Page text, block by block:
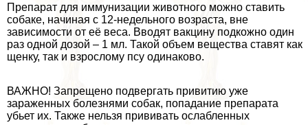
Препарат для иммунизации животного можно ставить
собаке, начиная с 12-недельного возраста, вне
зависимости от её веса. Вводят вакцину подкожно один
раз одной дозой – 1 мл. Такой объем вещества ставят как
щенку, так и взрослому псу одинаково.
ВАЖНО! Запрещено подвергать привитию уже
зараженных болезнями собак, попадание препарата
убьет их. Также нельзя прививать ослабленных